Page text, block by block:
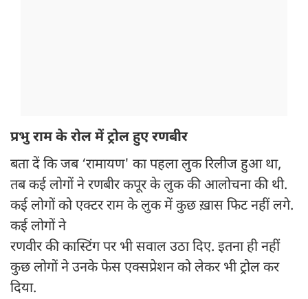
प्रभु राम के रोल में ट्रोल हुए रणबीर
बता दें कि जब ‘रामायण' का पहला लुक रिलीज हुआ था,
तब कई लोगों ने रणबीर कपूर के लुक की आलोचना की थी.
कई लोगों को एक्टर राम के लुक में कुछ ख़ास फिट नहीं लगे.
कई लोगों ने
रणवीर की कास्टिंग पर भी सवाल उठा दिए. इतना ही नहीं
कुछ लोगों ने उनके फेस एक्सप्रेशन को लेकर भी ट्रोल कर
दिया.